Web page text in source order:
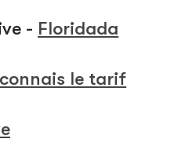
- Floridada
le tarif